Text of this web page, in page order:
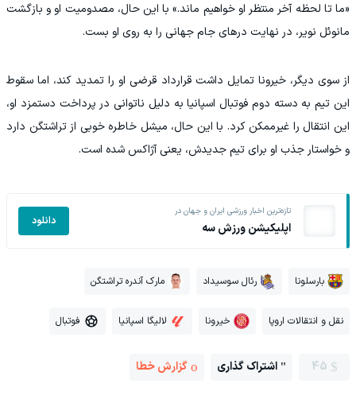
«ما تا لحظه آخر منتظر او خواهیم ماند.» با این حال، مصدومیت او و بازگشت
مانوئل نویر، در نهایت درهای جام جهانی را به روی او بست.
از سوی دیگر، خیرونا تمایل داشت قرارداد قرضی او را تمدید کند، اما سقوط
این تیم به دسته دوم فوتبال اسپانیا به دلیل ناتوانی در پرداخت دستمزد او،
این انتقال را غیرممکن کرد. با این حال، میشل خاطره خوبی از تراشتگن دارد
و خواستار جذب او برای تیم جدیدش، یعنی آژاکس شده است.
تازه‌ترین اخبار ورزشی ایران و جهان در
اپلیکیشن ورزش سه دانلود
بارسلونا رئال سوسیداد مارک آندره تراشتگن
نقل و انتقالات اروپا خیرونا لالیگا اسپانیا فوتبال
45 اشتراک گذاری گزارش خطا